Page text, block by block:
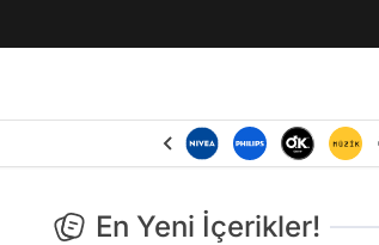
En Yeni İçerikler!